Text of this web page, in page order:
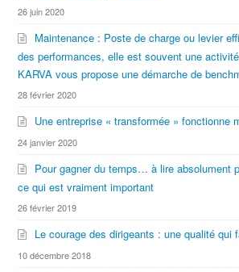
26 juin 2020
Maintenance : Poste de charge ou levier
des performances, elle est souvent une
KARVA vous propose une démarche de
28 février 2020
Une entreprise « transformée » fonctionne
24 janvier 2020
Pour gagner du temps… à lire absolument
ce qui est vraiment important
26 février 2019
Le courage des dirigeants : une qualité qui
10 décembre 2018